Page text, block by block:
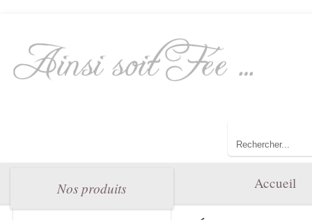
Accueil
Nos produits